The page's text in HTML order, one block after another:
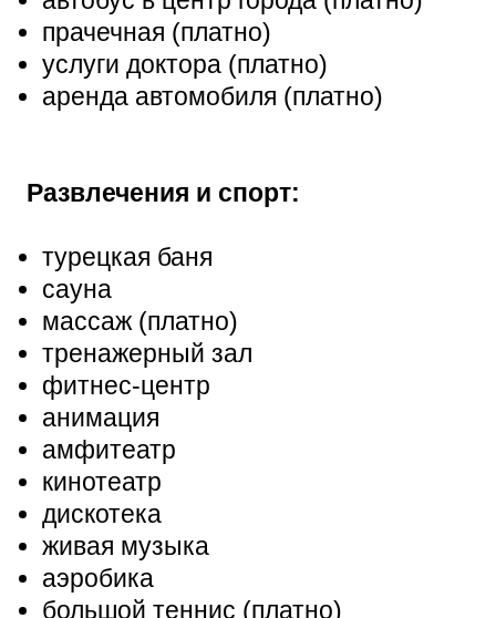
прачечная (платно)
услуги доктора (платно)
аренда автомобиля (платно)
Развлечения и спорт:
турецкая баня
сауна
массаж (платно)
тренажерный зал
фитнес-центр
анимация
амфитеатр
кинотеатр
дискотека
живая музыка
аэробика
большой теннис (платно)